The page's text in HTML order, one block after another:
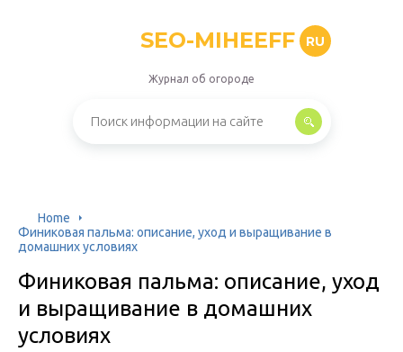
SEO-MIHEEFF RU
Журнал об огороде
Home
Финиковая пальма: описание, уход и выращивание в
домашних условиях
Финиковая пальма: описание, уход
и выращивание в домашних
условиях